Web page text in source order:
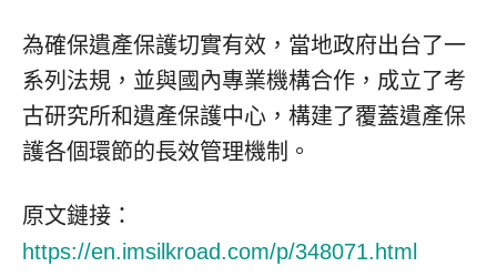
為確保遺產保護切實有效，當地政府出台了一
系列法規，並與國內專業機構合作，成立了考
古研究所和遺產保護中心，構建了覆蓋遺產保
護各個環節的長效管理機制。
原文鏈接：
https://en.imsilkroad.com/p/348071.html